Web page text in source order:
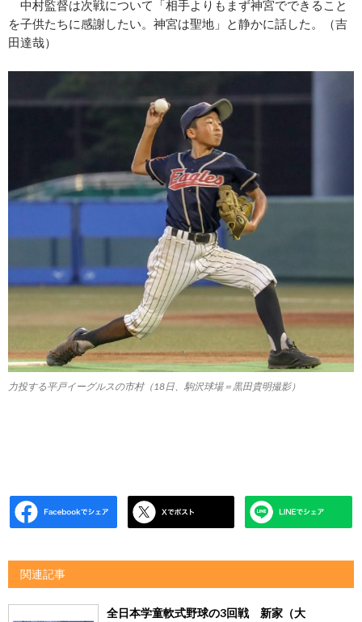
中村監督は次戦について「相手よりもまず神宮でできること
を子供たちに感謝したい。神宮は聖地」と静かに話した。（吉
田達哉）
力投する平戸イーグルスの市村（18日、駒沢球場＝黒田貴明撮影）
関連記事
全日本学童軟式野球の3回戦 新家（大